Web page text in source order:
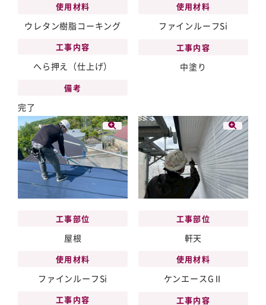
使用材料
ウレタン樹脂コーキング
工事内容
へら押え（仕上げ）
備考
完了
使用材料
ファインルーフSi
工事内容
中塗り
工事部位
屋根
使用材料
ファインルーフSi
工事内容
工事部位
軒天
使用材料
ケンエースGⅡ
工事内容